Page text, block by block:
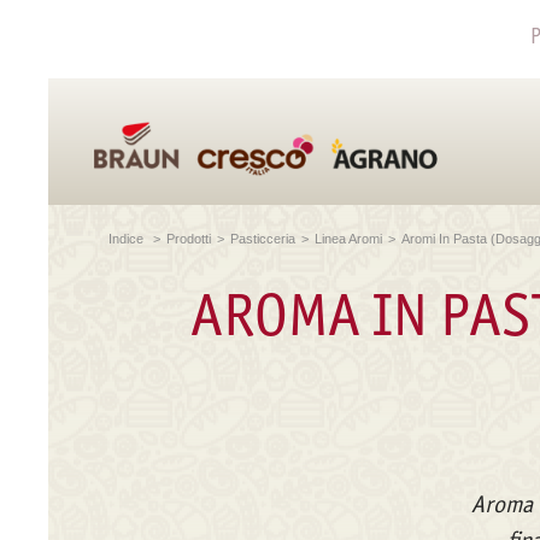
Indice > Prodotti > Pasticceria > Linea Aromi > Aromi In Pasta
AROMA IN